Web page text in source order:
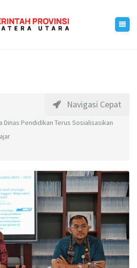
Navigasi Cepat
Pendidikan Terus Sosialisasikan